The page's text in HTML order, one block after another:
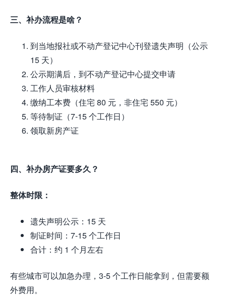
三、补办流程是啥？
到当地报社或不动产登记中心刊登遗失声明（公示
15 天）
公示期满后，到不动产登记中心提交申请
工作人员审核材料
缴纳工本费（住宅 80 元，非住宅 550 元）
等待制证（7-15 个工作日）
领取新房产证
四、补办房产证要多久？
整体时限：
遗失声明公示：15 天
制证时间：7-15 个工作日
合计：约 1 个月左右
有些城市可以加急办理，3-5 个工作日能拿到，但需要额
外费用。